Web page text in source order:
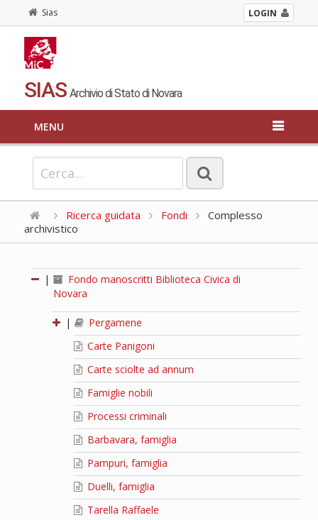
Sias LOGIN
SIAS Archivio di Stato di Novara
MENU
Ricerca guidata Fondi
Complesso
archivistico
|
Fondo manoscritti Biblioteca Civica di
Novara
|
Pergamene
Carte Panigoni
Carte sciolte ad annum
Famiglie nobili
Processi criminali
Barbavara, famiglia
Pampuri, famiglia
Duelli, famiglia
Tarella Raffaele